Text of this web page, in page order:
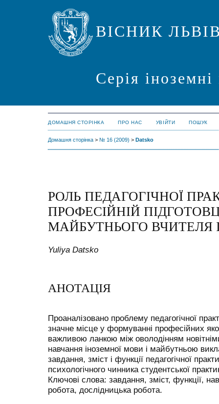
ВІСНИК
Серія
ДОМАШНЯ СТОРІНКА ПРО НАС УВІЙТИ ПОШУК
Домашня сторінка > № 16 (2009) > Datsko
РОЛЬ ПЕДАГОГІЧНОЇ
ПРОФЕСІЙНІЙ
МАЙБУТНЬОГО ВЧИТЕЛЯ
Yuliya Datsko
АНОТАЦІЯ
Проаналізовано проблему педагогічної
значне місце у формуванні професійних
важливою ланкою між оволодінням
навчання іноземної мови і майбутньою
завдання, зміст і функції педагогічної
психологічного чинника студентської
Ключові слова: завдання, зміст, функції,
робота, дослідницька робота.